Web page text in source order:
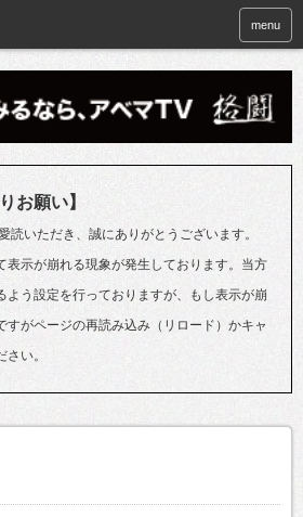
menu
お願い】
読いただき、誠にありがとうございます。
表示が崩れる現象が発生しております。当方
よう設定を行っておりますが、もし表示が崩
すがページの再読み込み（リロード）かキャ
い。